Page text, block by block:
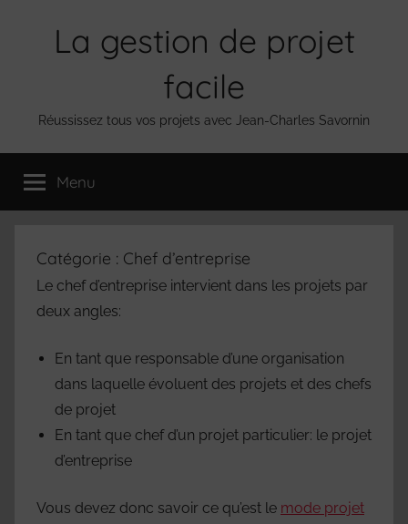
La gestion de projet
facile
Réussissez tous vos projets avec Jean-Charles Savornin
Menu
Catégorie : Chef d’entreprise
Le chef d’entreprise intervient dans les projets par
deux angles:
En tant que responsable d’une organisation
dans laquelle évoluent des projets et des chefs
de projet
En tant que chef d’un projet particulier: le projet
d’entreprise
Vous devez donc savoir ce qu’est le mode projet